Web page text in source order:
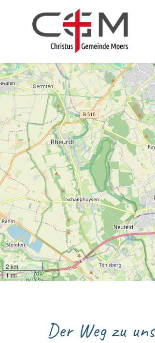
2 km
1 mi
Der Weg zu uns